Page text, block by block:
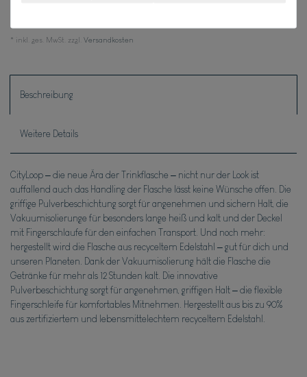
* inkl. ges. MwSt. zzgl. Versandkosten
Beschreibung
Weitere Details
CityLoop – die neue Ära der Trinkflasche – nicht nur der Look ist
auffallend auch das Handling der Flasche lässt keine Wünsche offen. Die
griffige Pulverbeschichtung sorgt für angenehmen und sichern Halt, die
Vakuumisolierunge für besonders lange heiß und kalt und der Deckel
mit Fingerschlaufe für den einfachen Transport. Und noch mehr:
hergestellt wird die Flasche aus recyceltem Edelstahl – gut für dich und
unseren Planeten. Dank der Vakuumisolierung hält die Flasche die
Getränke für mehr als 12 Stunden kalt. Die innovative
Pulverbeschichtung sorgt für angenehmen, griffigen Halt – die flexible
Fingerschleife für komfortables Mitnehmen. Hergestellt aus bis zu 90%
aus zertifiziertem und lebensmittelechtem recyceltem Edelstahl.